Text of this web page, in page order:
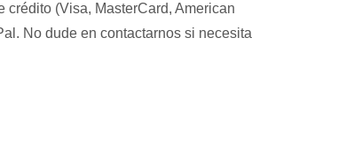
crédito (Visa, MasterCard, American
No dude en contactarnos si necesita